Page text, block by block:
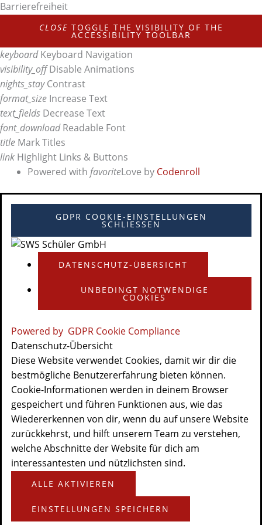
Barrierefreiheit
CLOSE TOGGLE THE VISIBILITY OF THE
ACCESSIBILITY TOOLBAR
keyboard Keyboard Navigation
visibility_off Disable Animations
nights_stay Contrast
format_size Increase Text
text_fields Decrease Text
font_download Readable Font
title Mark Titles
link Highlight Links & Buttons
Powered with favoriteLove by Codenroll
GDPR COOKIE-EINSTELLUNGEN
SCHLIESSEN
DATENSCHUTZ-ÜBERSICHT
UNBEDINGT NOTWENDIGE
COOKIES
Powered by GDPR Cookie Compliance
Datenschutz-Übersicht
Diese Website verwendet Cookies, damit wir dir die
bestmögliche Benutzererfahrung bieten können.
Cookie-Informationen werden in deinem Browser
gespeichert und führen Funktionen aus, wie das
Wiedererkennen von dir, wenn du auf unsere Website
zurückkehrst, und hilft unserem Team zu verstehen,
welche Abschnitte der Website für dich am
interessantesten und nützlichsten sind.
ALLE AKTIVIEREN
EINSTELLUNGEN SPEICHERN